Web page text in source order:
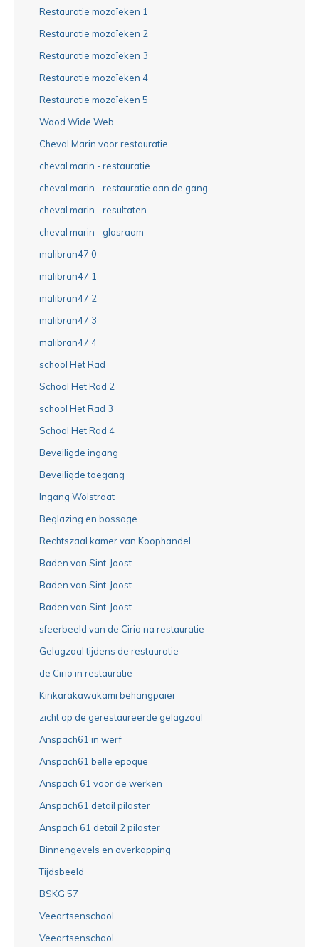
Restauratie mozaïeken 1
Restauratie mozaïeken 2
Restauratie mozaïeken 3
Restauratie mozaïeken 4
Restauratie mozaïeken 5
Wood Wide Web
Cheval Marin voor restauratie
cheval marin - restauratie
cheval marin - restauratie aan de gang
cheval marin - resultaten
cheval marin - glasraam
malibran47 0
malibran47 1
malibran47 2
malibran47 3
malibran47 4
school Het Rad
School Het Rad 2
school Het Rad 3
School Het Rad 4
Beveiligde ingang
Beveiligde toegang
Ingang Wolstraat
Beglazing en bossage
Rechtszaal kamer van Koophandel
Baden van Sint-Joost
Baden van Sint-Joost
Baden van Sint-Joost
sfeerbeeld van de Cirio na restauratie
Gelagzaal tijdens de restauratie
de Cirio in restauratie
Kinkarakawakami behangpaier
zicht op de gerestaureerde gelagzaal
Anspach61 in werf
Anspach61 belle epoque
Anspach 61 voor de werken
Anspach61 detail pilaster
Anspach 61 detail 2 pilaster
Binnengevels en overkapping
Tijdsbeeld
BSKG 57
Veeartsenschool
Veeartsenschool